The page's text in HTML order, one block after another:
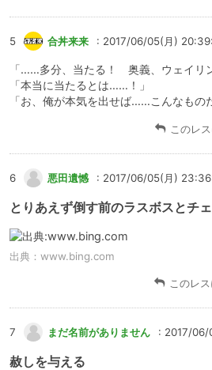
5 合丼来来 : 2017/06/05(月)
「……多分、当たる！ 奥義、ウェイリ
「本当に当たるとは……！」
「お、俺が本気を出せば……こんなもの
このレ
6 悪田遺憾 : 2017/06/05(月)
とりあえず倒す前のラスボスとチ
出典： www.bing.com
このレ
7 まだ名前がありません : 2017/
赦しを与える